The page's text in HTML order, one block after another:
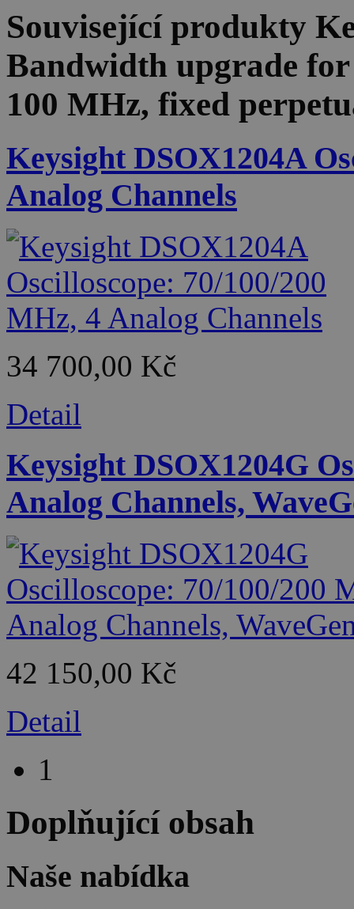
Související produkty
Bandwidth upgrade
100 MHz, fixed
Keysight DSOX1204A
Analog Channels
34 700,00 Kč
Detail
Keysight DSOX1204G
Analog Channels,
42 150,00 Kč
Detail
1
Doplňující obsah
Naše nabídka